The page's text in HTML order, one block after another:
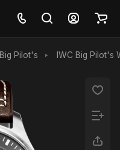
Big Pilot's IWC Big Pilot's